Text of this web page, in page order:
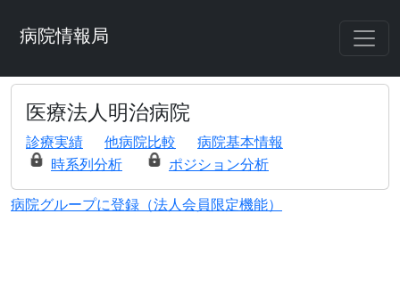
病院情報局
医療法人明治病院
診療実績 他病院比較
病院基本情報
時系列分析
ポジション分析
病院グループに登録（法人会員限定機能）